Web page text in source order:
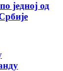
једној од